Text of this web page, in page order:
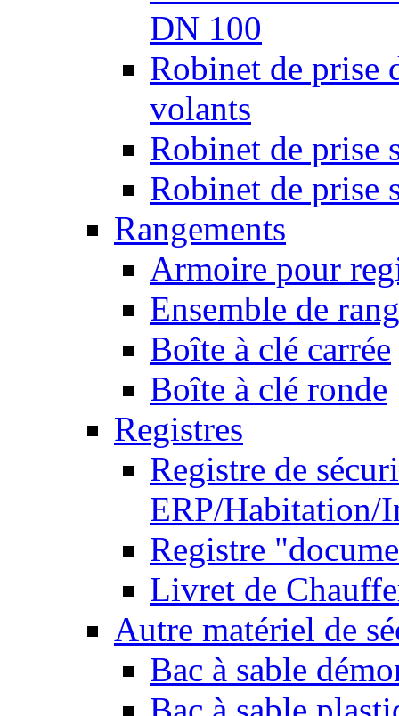
DN 100
Robinet de prise
volants
Robinet de prise
Robinet de prise
Rangements
Armoire pour
Ensemble de
Boîte à clé carrée
Boîte à clé ronde
Registres
Registre de
ERP/Habitation/
Registre
Livret de
Autre matériel de
Bac à sable